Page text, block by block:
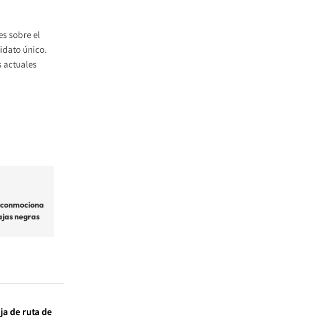
sobre el
único.
actuales
negras
de ruta de